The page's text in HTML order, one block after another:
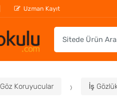
Uzman Kayıt
Göz Koruyucular İş